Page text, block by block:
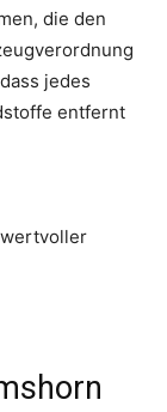
die den
jedes
entfernt